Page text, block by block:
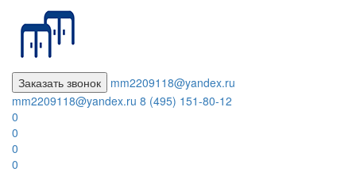
Заказать звонок
mm2209118@yandex.ru
mm2209118@yandex.ru 8 (495) 151-80-12
0
0
0
0